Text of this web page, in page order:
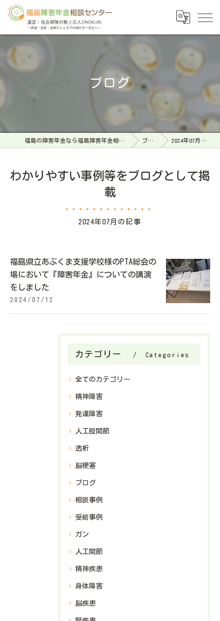
ブログ
福島の障害年金なら福島障害年金相談センター ブログ 2024年07月の記事
わかりやすい事例等をブログとして掲
載
2024年07月の記事
福島県立あぶくま支援学校様のPTA総会の
場において『障害年金』についての講演
をしました
2024/07/12
カテゴリー Categories
全てのカテゴリー
精神障害
発達障害
人工股関節
透析
脳梗塞
ブログ
相談事例
受給事例
ガン
人工関節
精神疾患
身体障害
脳疾患